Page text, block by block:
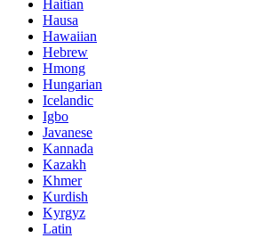
Haitian
Hausa
Hawaiian
Hebrew
Hmong
Hungarian
Icelandic
Igbo
Javanese
Kannada
Kazakh
Khmer
Kurdish
Kyrgyz
Latin